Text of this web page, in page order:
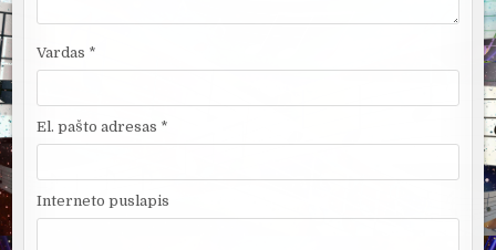
Vardas *
El. pašto adresas *
Interneto puslapis